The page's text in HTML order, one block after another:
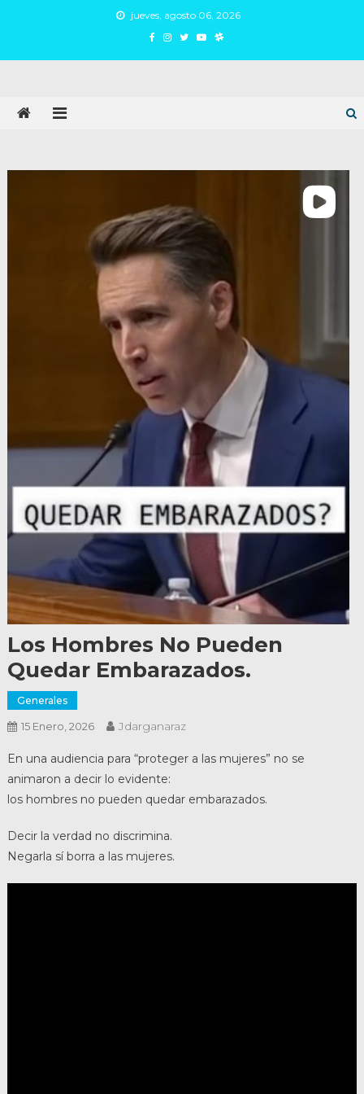
jueves, agosto 06, 2026
Los Hombres No Pueden
Quedar Embarazados.
Generales
15 Enero, 2026 Jdarganaraz
En una audiencia para “proteger a las mujeres” no se
animaron a decir lo evidente:
los hombres no pueden quedar embarazados.
Decir la verdad no discrimina.
Negarla sí borra a las mujeres.